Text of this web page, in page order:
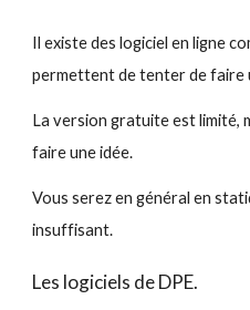
Il existe des logiciel en ligne
permettent de tenter de faire
La version gratuite est limité,
faire une idée.
Vous serez en général en
insuffisant.
Les logiciels de DPE.